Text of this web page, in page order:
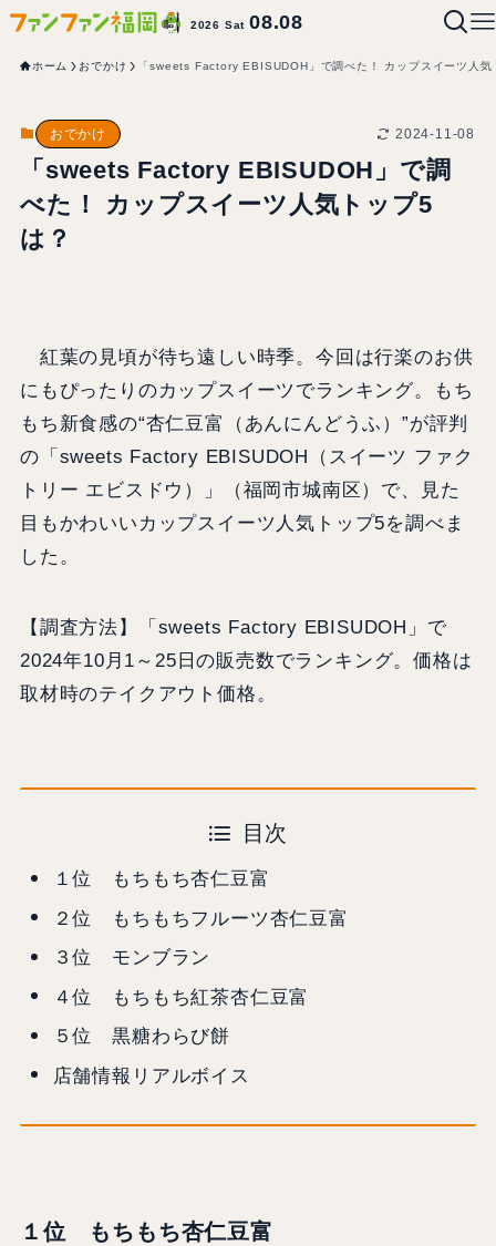
2026 Sat08.08
ホーム おでかけ 「sweets Factory EBISUDOH」で調べた！ カップスイーツ人気
おでかけ 2024-11-08
「sweets Factory EBISUDOH」で調
べた！ カップスイーツ人気トップ5
は？
紅葉の見頃が待ち遠しい時季。今回は行楽のお供
にもぴったりのカップスイーツでランキング。もち
もち新食感の“杏仁豆富（あんにんどうふ）”が評判
の「sweets Factory EBISUDOH（スイーツ ファク
トリー エビスドウ）」（福岡市城南区）で、見た
目もかわいいカップスイーツ人気トップ5を調べま
した。
【調査方法】「sweets Factory EBISUDOH」で
2024年10月1～25日の販売数でランキング。価格は
取材時のテイクアウト価格。
目次
１位 もちもち杏仁豆富
２位 もちもちフルーツ杏仁豆富
３位 モンブラン
４位 もちもち紅茶杏仁豆富
５位 黒糖わらび餅
店舗情報リアルボイス
１位 もちもち杏仁豆富